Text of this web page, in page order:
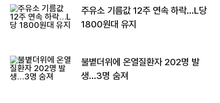
주유소 기름값 12주 연속 하락…L당
1800원대 유지
불볕더위에 온열질환자 202명 발
생…3명 숨져